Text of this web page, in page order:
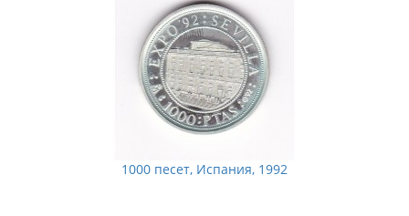
1000 песет, Испания, 1992